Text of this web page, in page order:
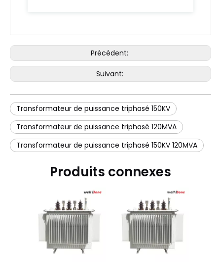
Précédent:
Suivant:
Transformateur de puissance triphasé 150KV
Transformateur de puissance triphasé 120MVA
Transformateur de puissance triphasé 150KV 120MVA
Produits connexes